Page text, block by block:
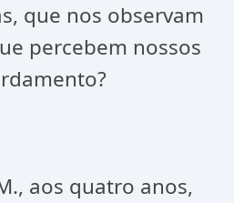
que nos observam
percebem nossos
quatro anos,